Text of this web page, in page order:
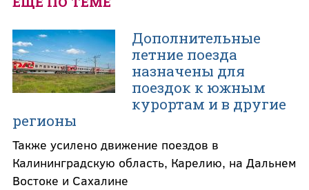
Дополнительные
летние поезда
назначены для
поездок к южным
курортам и в другие
регионы
Также усилено движение поездов в
Калининградскую область, Карелию, на Дальнем
Востоке и Сахалине